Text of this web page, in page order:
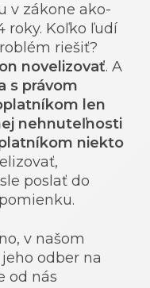
v zákone ako-
roky. Koľko ľudí
riešiť?
novelizovať. A
s právom
len
nehnuteľnosti
niekto
poslať do
v našom
odber na
od nás